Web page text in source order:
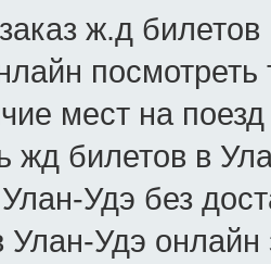
ж.д билетов
мест на
жд билетов в
Удэ без
Улан-Удэ